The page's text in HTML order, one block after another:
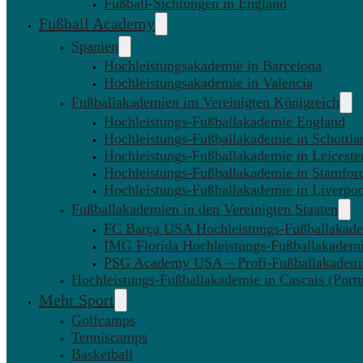
Fußball Academy
Spanien
Hochleistungsakademie in Barcelona
Hochleistungsakademie in Valencia
Fußballakademien im Vereinigten Königreich
Hochleistungs-Fußballakademie England
Hochleistungs-Fußballakademie in
Hochleistungs-Fußballakademie in
Hochleistungs-Fußballakademie in
Hochleistungs-Fußballakademie in
Fußballakademien in den Vereinigten Staaten
FC Barça USA Hochleistungs-
IMG Florida Hochleistungs-
PSG Academy USA – Profi-
Hochleistungs-Fußballakademie in Cascais
Mehr Sport
Golfcamps
Tenniscamps
Basketball